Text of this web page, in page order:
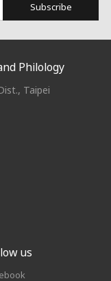
Subscribe
Philology
Taipei
us